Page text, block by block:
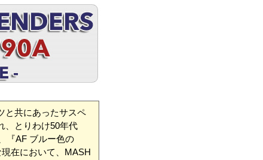
と共にあったサスペ
、とりわけ50年代
『AF ブルー色の
在において、MASH